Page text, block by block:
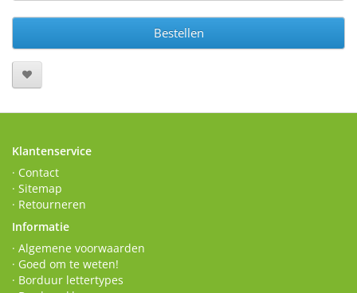
Bestellen
Klantenservice
· Contact
· Sitemap
· Retourneren
Informatie
· Algemene voorwaarden
· Goed om te weten!
· Borduur lettertypes